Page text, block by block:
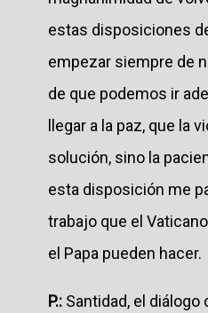
estas disposiciones
empezar siempre de
de que podemos ir
llegar a la paz, que la
solución, sino la
esta disposición me
trabajo que el
el Papa pueden hacer.
P.: Santidad, el